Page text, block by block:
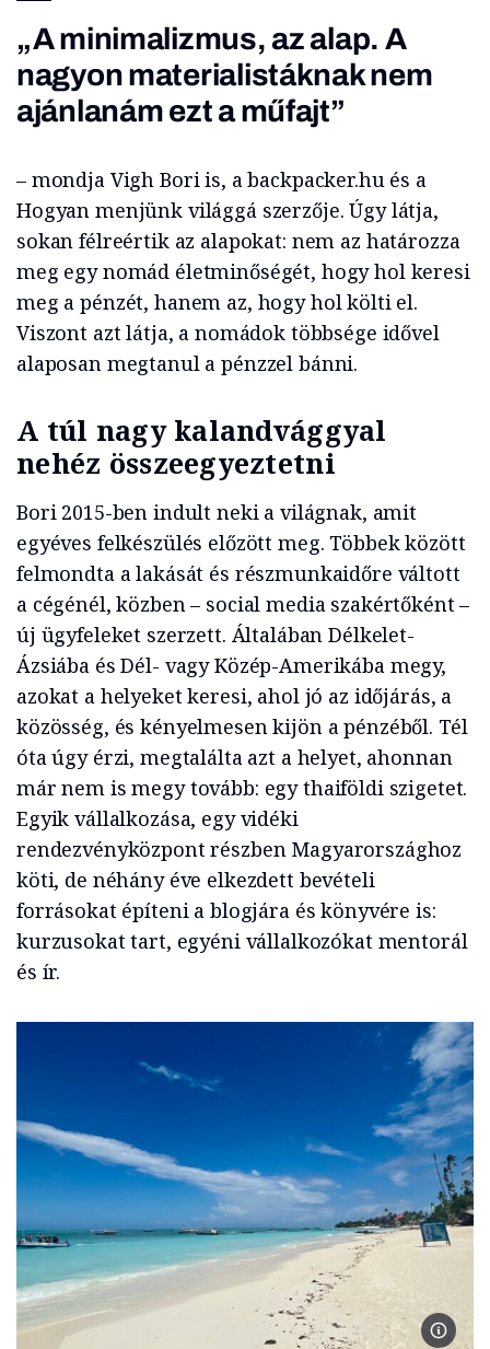
„A minimalizmus, az alap. A
nagyon materialistáknak nem
ajánlanám ezt a műfajt”
– mondja Vigh Bori is, a backpacker.hu és a
Hogyan menjünk világgá szerzője. Úgy látja,
sokan félreértik az alapokat: nem az határozza
meg egy nomád életminőségét, hogy hol keresi
meg a pénzét, hanem az, hogy hol költi el.
Viszont azt látja, a nomádok többsége idővel
alaposan megtanul a pénzzel bánni.
A túl nagy kalandvággyal
nehéz összeegyeztetni
Bori 2015-ben indult neki a világnak, amit
egyéves felkészülés előzött meg. Többek között
felmondta a lakását és részmunkaidőre váltott
a cégénél, közben – social media szakértőként –
új ügyfeleket szerzett. Általában Délkelet-
Ázsiába és Dél- vagy Közép-Amerikába megy,
azokat a helyeket keresi, ahol jó az időjárás, a
közösség, és kényelmesen kijön a pénzéből. Tél
óta úgy érzi, megtalálta azt a helyet, ahonnan
már nem is megy tovább: egy thaiföldi szigetet.
Egyik vállalkozása, egy vidéki
rendezvényközpont részben Magyarországhoz
köti, de néhány éve elkezdett bevételi
forrásokat építeni a blogjára és könyvére is:
kurzusokat tart, egyéni vállalkozókat mentorál
és ír.